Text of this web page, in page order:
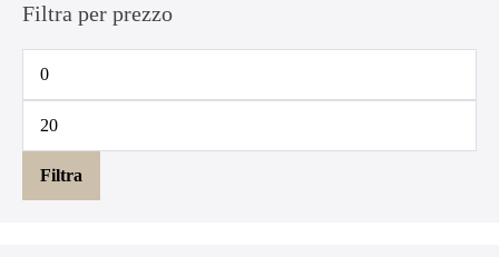
Filtra per prezzo
Filtra